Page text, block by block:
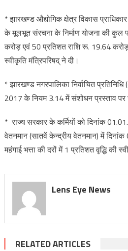
* झारखण्ड औद्योगिक क्षेत्र विकास
के मूलभूत संरचना के निर्माण योजना की कुल
करोड़ एवं 50 प्रतिशत राशि रू. 19.64
स्वीकृति मंत्रिपरिषद् ने दी।
* झारखण्ड नगरपालिका निर्वाचित
2017 के नियम 3.14 में संशोधन प्रस्ताव पर
* राज्य सरकार के कर्मियों को दिनांक
वेतनमान (सातवें केन्द्रीय वेतनमान) में
महंगाई भत्ता की दरों में 1 प्रतिशत वृद्धि की
Lens Eye News
RELATED ARTICLES